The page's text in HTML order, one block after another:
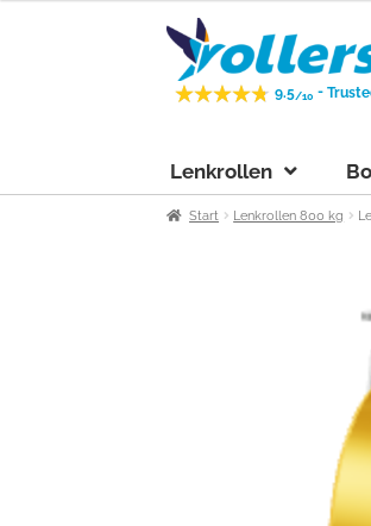
Zur
Navigation
springen
Zum
Inhalt
springen
9.5/10 -
Lenkrollen
Start Lenkrollen 800 kg